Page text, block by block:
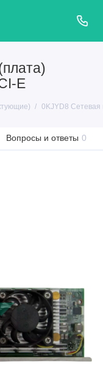
E
0KJYD8 Сетевая
Вопросы и ответы 0